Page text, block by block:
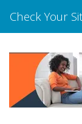
Check Your